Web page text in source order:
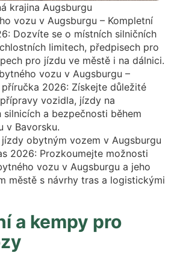
krajina Augsburgu
vozu v Augsburgu – Kompletní
Dozvíte se o místních silničních
limitech, předpisech pro
pro jízdu ve městě i na dálnici.
vozu v Augsburgu –
2026: Získejte důležité
vozidla, jízdy na
silnicích a bezpečnosti během
v Bavorsku.
obytným vozem v Augsburgu
2026: Prozkoumejte možnosti
vozu v Augsburgu a jeho
městě s návrhy tras a logistickými
a kempy pro